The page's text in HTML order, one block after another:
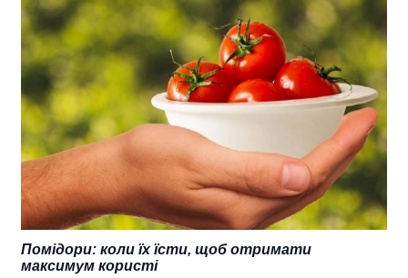
Помідори: коли їх їсти, щоб отримати
максимум користі